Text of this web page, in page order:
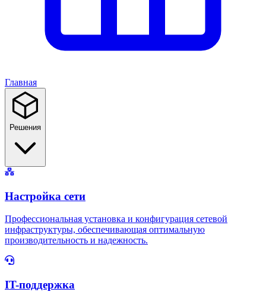
Главная
Решения
Настройка сети
Профессиональная установка и конфигурация сетевой
инфраструктуры, обеспечивающая оптимальную
производительность и надежность.
IT-поддержка